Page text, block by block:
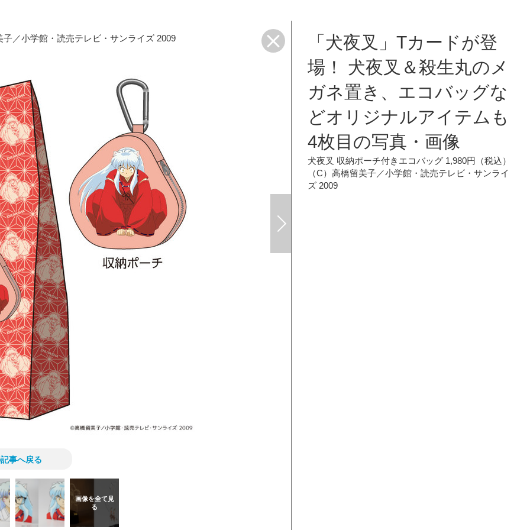
／小学館・読売テレビ・サンライズ 2009
事へ戻る
「犬夜叉」Tカードが登
場！ 犬夜叉＆殺生丸のメ
ガネ置き、エコバッグな
どオリジナルアイテムも
4枚目の写真・画像
犬夜叉 収納ポーチ付きエコバッグ 1,980円（税込）
（C）高橋留美子／小学館・読売テレビ・サンライ
ズ 2009